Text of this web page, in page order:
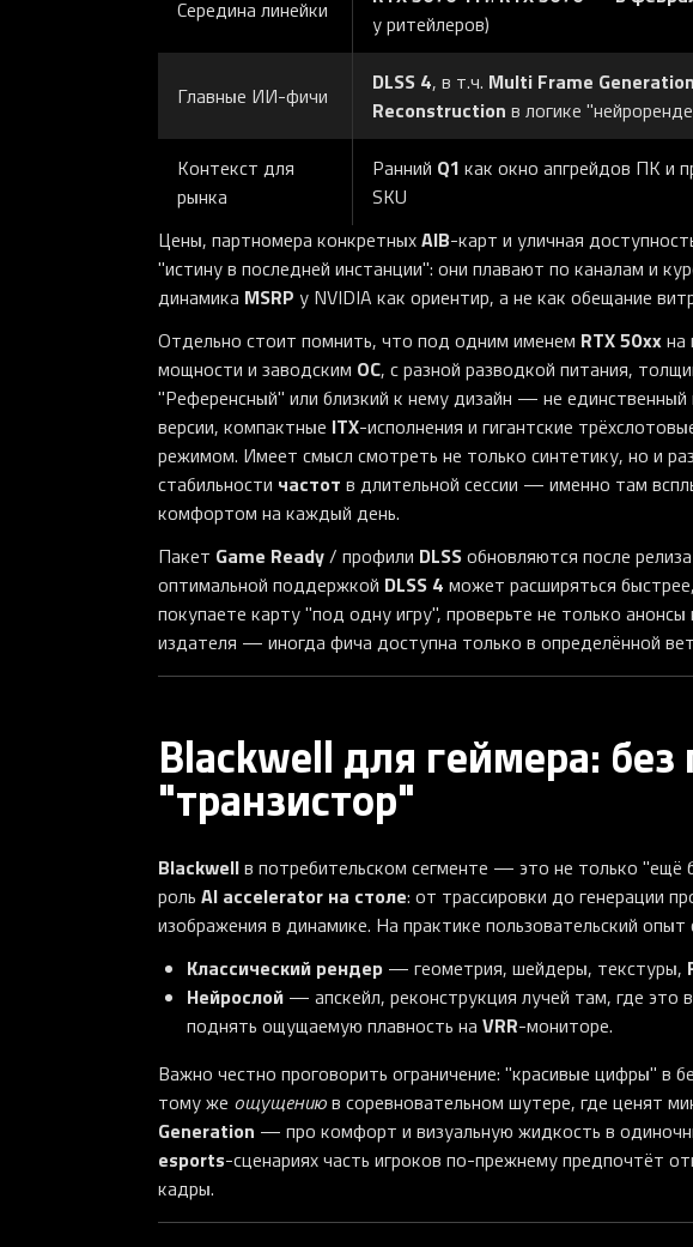
Середина линейки
у ритейлеров)
Главные ИИ-фичи
DLSS 4, в т.ч. Multi Frame Generation
Reconstruction в логике
Контекст для
рынка
Ранний Q1 как окно апгрейдов ПК и
SKU
Цены, партномера конкретныхAIB-карт и уличная
"истину в последней инстанции": они плавают по каналам и
динамика MSRP у NVIDIA как ориентир, а не как обещание
Отдельно стоит помнить, что под одним именем RTX 50xxна
мощности и заводским OC, с разной разводкой питания,
"Референсный" или близкий к нему дизайн — не единственный
версии, компактные ITX-исполнения и гигантские
режимом. Имеет смысл смотреть не только синтетику, но и
стабильности частот в длительной сессии — именно там
комфортом на каждый день.
Пакет Game Ready/ профили DLSSобновляются после
оптимальной поддержкой DLSS 4 может расширяться
покупаете карту "под одну игру", проверьте не только
издателя — иногда фича доступна только в определённой
Blackwell для геймера: без
"транзистор"
Blackwellв потребительском сегменте — это не только "ещё
роль AI accelerator на столе: от трассировки до генерации
изображения в динамике. На практике пользовательский опыт
Классический рендер — геометрия, шейдеры, текстуры,
Нейрослой — апскейл, реконструкция лучей там, где это
поднять ощущаемую плавность на VRR-мониторе.
Важно честно проговорить ограничение: "красивые цифры" в
тому же ощущениюв соревновательном шутере, где ценят
Generation — про комфорт и визуальную жидкость в
esports-сценариях часть игроков по-прежнему предпочтёт
кадры.